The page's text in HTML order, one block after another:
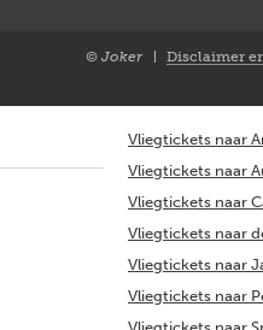
© Joker
Disclaimer
Vliegtickets naar
Vliegtickets naar
Vliegtickets naar
Vliegtickets naar
Vliegtickets naar
Vliegtickets naar